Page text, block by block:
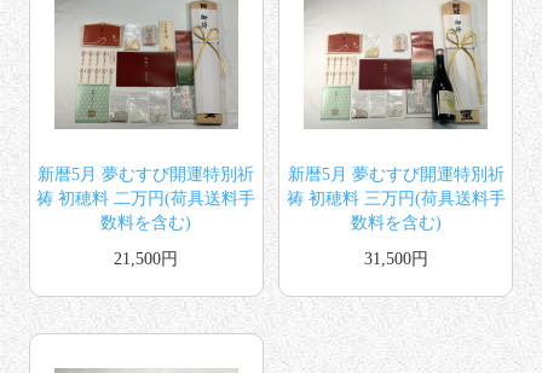
新暦5月 夢むすび開運特別祈
祷 初穂料 二万円(荷具送料手
数料を含む)
21,500円
新暦5月 夢むすび開運特別祈
祷 初穂料 三万円(荷具送料手
数料を含む)
31,500円